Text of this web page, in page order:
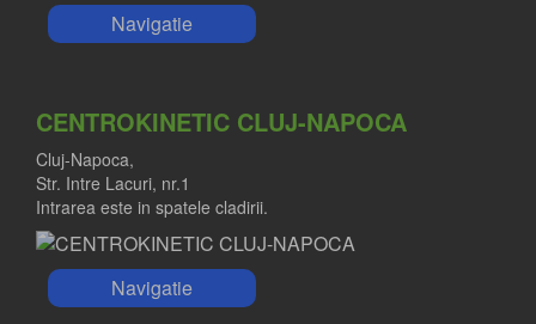
Navigatie
CENTROKINETIC CLUJ-NAPOCA
Cluj-Napoca,
Str. Intre Lacuri, nr.1
Intrarea este in spatele cladirii.
Navigatie